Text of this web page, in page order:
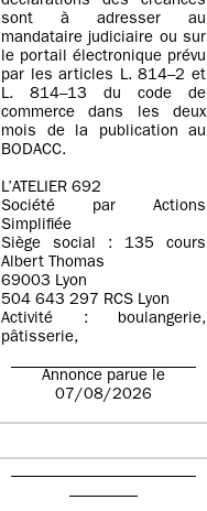
sont à adresser au
mandataire judiciaire ou sur
le portail électronique prévu
par les articles L. 814–2 et
L. 814–13 du code de
commerce dans les deux
mois de la publication au
BODACC.
L’ATELIER 692
Société par Actions
Simplifiée
Siège social : 135 cours
Albert Thomas
69003 Lyon
504 643 297 RCS Lyon
Activité : boulangerie,
pâtisserie,
Annonce parue le
07/08/2026